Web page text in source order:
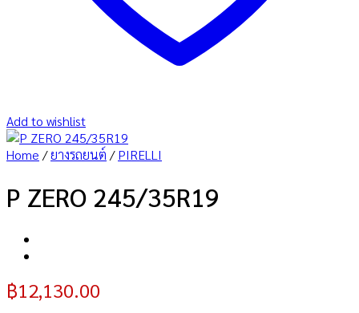
Add to wishlist
Home /ยางรถยนต์ / PIRELLI
P ZERO 245/35R19
฿12,130.00